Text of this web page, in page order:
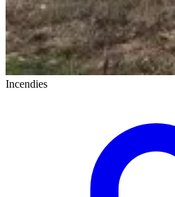
Incendies